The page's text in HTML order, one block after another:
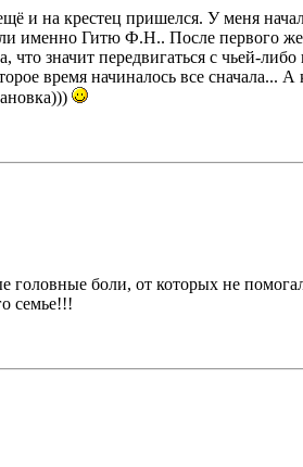
и на крестец пришелся. У меня
именно Гитю Ф.Н.. После первого
что значит передвигаться с чьей-
время начиналось все сначала...
головные боли, от которых не
семье!!!